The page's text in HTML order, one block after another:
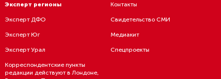
Эксперт регионы
Эксперт ДФО
Эксперт Юг
Эксперт Урал
Корреспондентские пункты
редакции действуют в Лондоне,
Контакты
Свидетельство СМИ
Медиакит
Спецпроекты